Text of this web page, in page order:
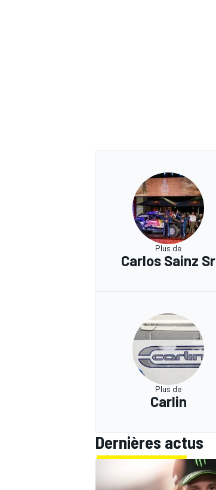
Plus de
Carlos Sainz Sr
Plus de
Carlin
Dernières actus